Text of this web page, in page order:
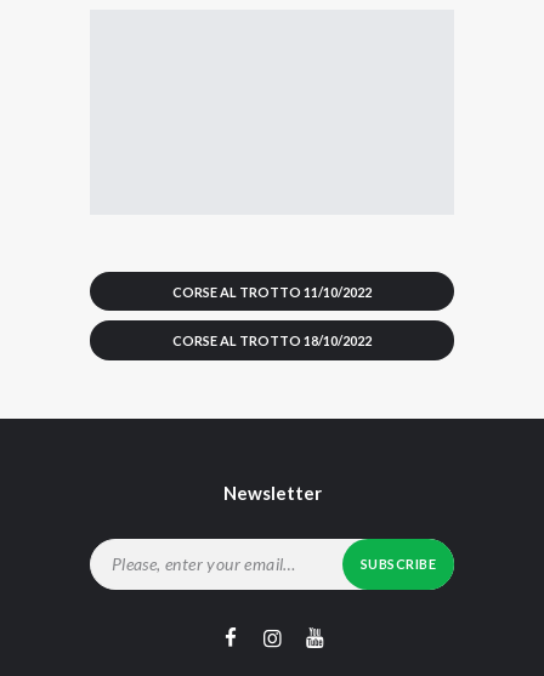
CORSE AL TROTTO 11/10/2022
CORSE AL TROTTO 18/10/2022
Newsletter